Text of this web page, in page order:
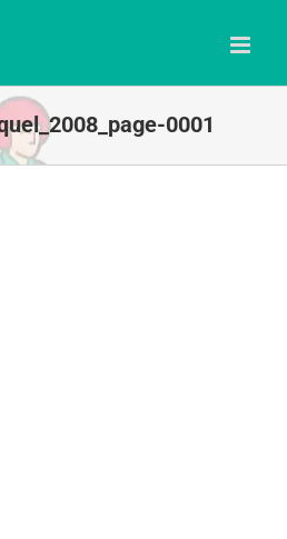
0001